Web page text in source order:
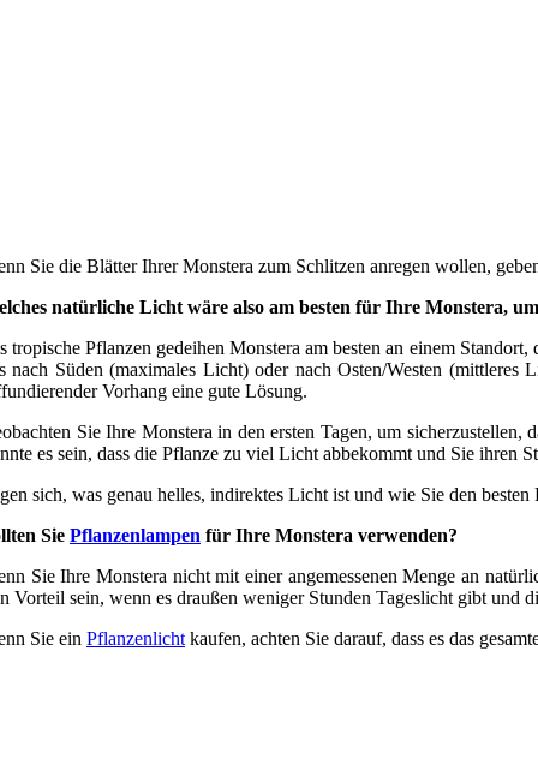
Sie die Blätter Ihrer Monstera zum Schlitzen anregen wollen,
natürliche Licht wäre also am besten für Ihre Monstera,
tropische Pflanzen gedeihen Monstera am besten an einem
nach Süden (maximales Licht) oder nach Osten/Westen
Vorhang eine gute Lösung.
Sie Ihre Monstera in den ersten Tagen, um
es sein, dass die Pflanze zu viel Licht abbekommt und Sie ihren
sich, was genau helles, indirektes Licht ist und wie Sie den
Sie Pflanzenlampen für Ihre Monstera verwenden?
Sie Ihre Monstera nicht mit einer angemessenen Menge an
Vorteil sein, wenn es draußen weniger Stunden Tageslicht gibt und
Sie ein Pflanzenlicht kaufen, achten Sie darauf, dass es das